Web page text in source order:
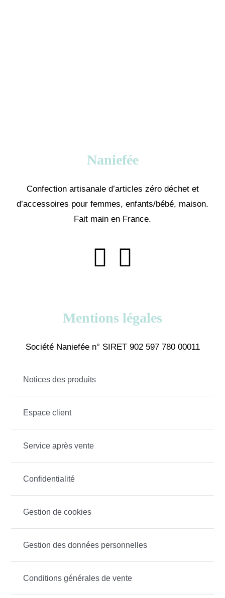
Naniefée
Confection artisanale d’articles zéro déchet et
d’accessoires pour femmes, enfants/bébé, maison.
Fait main en France.
Mentions légales
Société Naniefée n° SIRET 902 597 780 00011
Notices des produits
Espace client
Service après vente
Confidentialité
Gestion de cookies
Gestion des données personnelles
Conditions générales de vente